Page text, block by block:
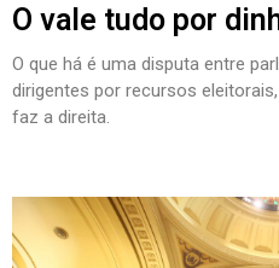
O vale tudo por
O que há é uma disputa entre
dirigentes por recursos
faz a direita.